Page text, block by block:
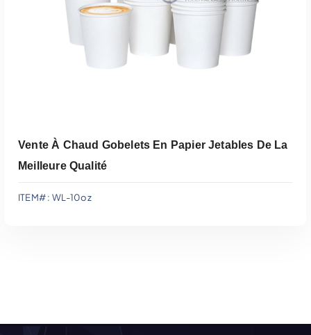
Vente À Chaud Gobelets En Papier Jetables De La
Meilleure Qualité
ITEM# : WL-10oz